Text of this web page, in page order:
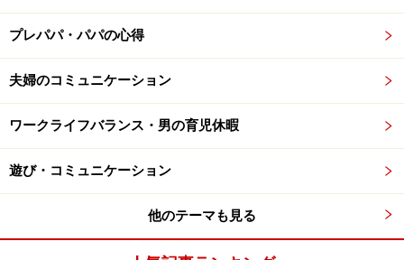
プレパパ・パパの心得
夫婦のコミュニケーション
ワークライフバランス・男の育児休暇
遊び・コミュニケーション
他のテーマも見る